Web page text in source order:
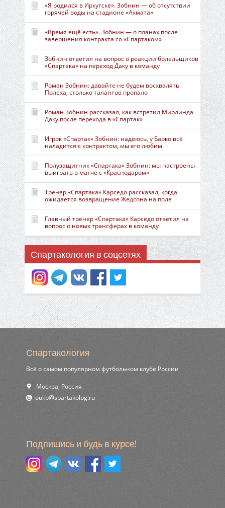
«Я родился в Иркутске». Зобнин — об отсутствии
горячей воды на стадионе «Ахмата»
«Время ещё есть». Зобнин — о планах после
завершения контракта со «Спартаком»
Зобнин ответил на вопрос о реакции болельщиков
«Спартака» на переход Даку в команду
Роман Зобнин: давайте не будем восхвалять
Полеха, столько талантов пропало
Роман Зобнин рассказал, как встретил Мирлинда
Даку после перехода в «Спартак»
Игрок «Спартак» Зобнин: надеюсь, у Барко всё
наладится с контрактом, мы его любим
Полузащитник «Спартака» Зобнин: мы настроены
выиграть в матче с «Краснодаром»
Тренер «Спартака» Карседо рассказал, когда
ожидается возвращение Жедсона на поле
Главный тренер «Спартака» Карседо ответил на
вопрос о новых трансферах в команду
Спартакология в соцсетях
Спартакология
Всё о самом популярном футбольном клубе России
Москва, Россия
ur.golokatraps@bkuo
Подпишись и будь в курсе!